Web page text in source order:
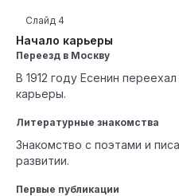
Начало карьеры
Слайд 4
Переезд в Москву
В 1912 году Есенин
карьеры.
Литературные знакомства
Знакомство с поэтами и
развитии.
Первые публикации